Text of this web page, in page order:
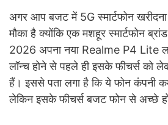
अगर आप बजट में 5G स्मार्टफोन
मौका है क्योंकि एक मशहूर स्मार्टफोन
2026 अपना नया Realme P4 Lite
लॉन्च होने से पहले ही इसके फीचर्स को
हैं। इससे पता लगा है कि ये फोन कंपनी
लेकिन इसके फीचर्स बजट फोन से अच्छे